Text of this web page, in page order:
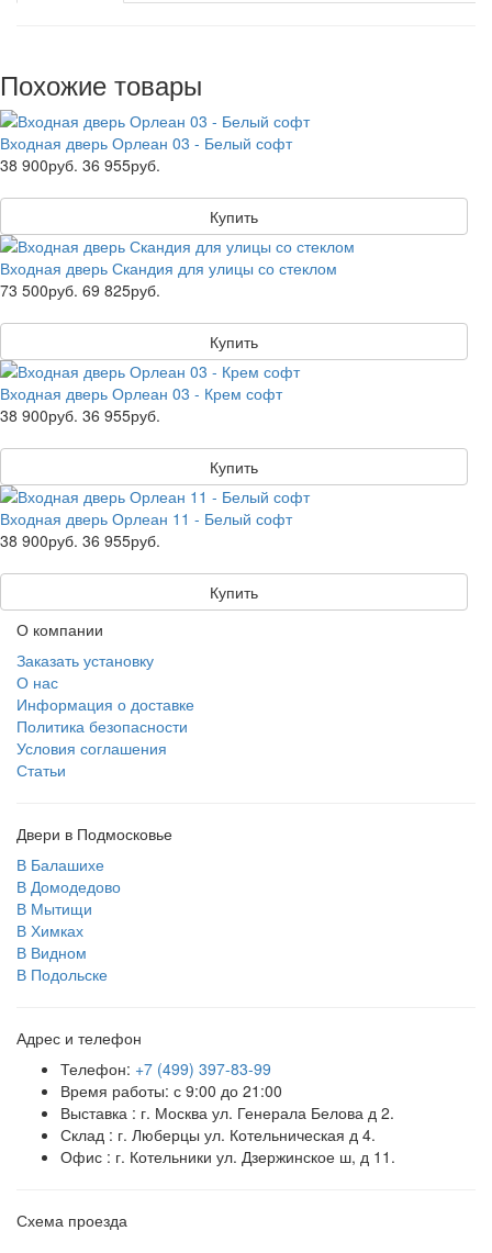
Похожие товары
Входная дверь Орлеан 03 - Белый софт
38 900руб. 36 955руб.
Купить
Входная дверь Скандия для улицы со стеклом
73 500руб. 69 825руб.
Купить
Входная дверь Орлеан 03 - Крем софт
38 900руб. 36 955руб.
Купить
Входная дверь Орлеан 11 - Белый софт
38 900руб. 36 955руб.
Купить
О компании
Заказать установку
О нас
Информация о доставке
Политика безопасности
Условия соглашения
Статьи
Двери в Подмосковье
В Балашихе
В Домодедово
В Мытищи
В Химках
В Видном
В Подольске
Адрес и телефон
Телефон: +7 (499) 397-83-99
Время работы: с 9:00 до 21:00
Выставка : г. Москва ул. Генерала Белова д 2.
Склад : г. Люберцы ул. Котельническая д 4.
Офис : г. Котельники ул. Дзержинское ш, д 11.
Схема проезда